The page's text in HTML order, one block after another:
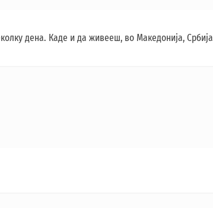
дена. Каде и да живееш, во Македонија,